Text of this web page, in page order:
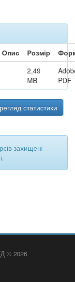
Опис Розмір
2,49
MB
PDF
статистики
захищені
© 2026